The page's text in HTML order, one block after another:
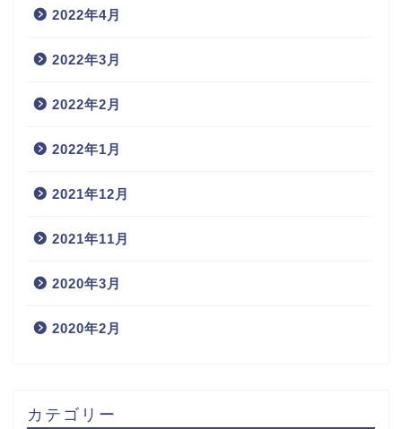
2022年4月
2022年3月
2022年2月
2022年1月
2021年12月
2021年11月
2020年3月
2020年2月
カテゴリー